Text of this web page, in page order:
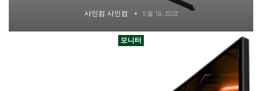
샤인컴 샤인컴 6월 18, 2022
모니터